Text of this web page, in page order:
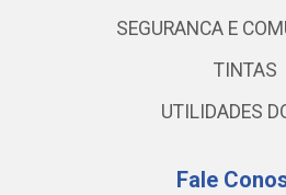
SEGURANCA E
TINTAS
UTILIDADES
Fale